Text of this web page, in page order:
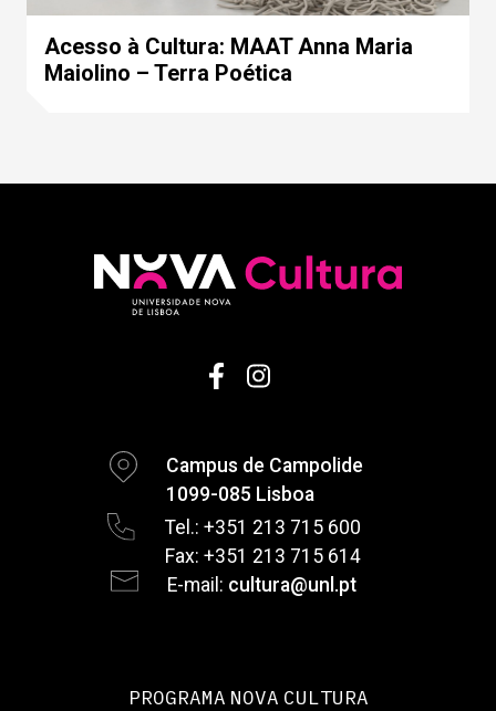
Acesso à Cultura: MAAT Anna Maria
Maiolino – Terra Poética
Campus de Campolide
1099-085 Lisboa
Tel.: +351 213 715 600
Fax: +351 213 715 614
E-mail: cultura@unl.pt
PROGRAMA NOVA CULTURA